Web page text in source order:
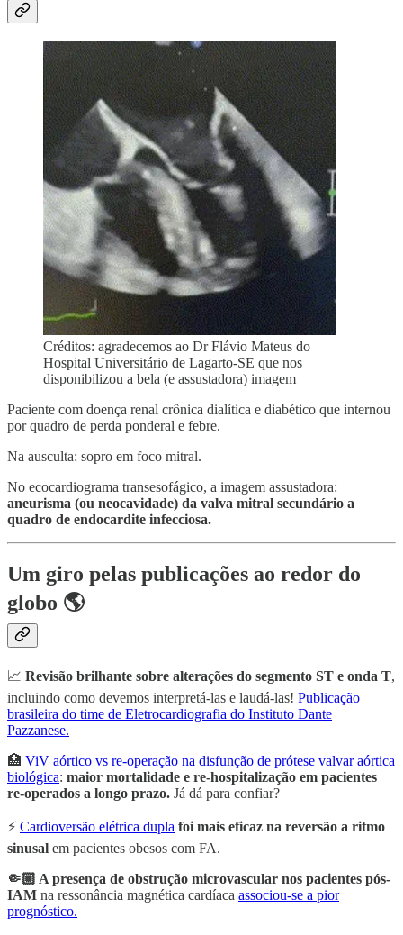
Créditos: agradecemos ao Dr Flávio Mateus do
Hospital Universitário de Lagarto-SE que nos
disponibilizou a bela (e assustadora) imagem
Paciente com doença renal crônica dialítica e diabético que internou
por quadro de perda ponderal e febre.
Na ausculta: sopro em foco mitral.
No ecocardiograma transesofágico, a imagem assustadora:
aneurisma (ou neocavidade) da valva mitral secundário a
quadro de endocardite infecciosa.
Um giro pelas publicações ao redor do
globo 🌎
📈 Revisão brilhante sobre alterações do segmento ST e onda T,
incluindo como devemos interpretá-las e laudá-las! Publicação
brasileira do time de Eletrocardiografia do Instituto Dante
Pazzanese.
🏥 ViV aórtico vs re-operação na disfunção de prótese valvar aórtica
biológica: maior mortalidade e re-hospitalização em pacientes
re-operados a longo prazo. Já dá para confiar?
⚡ Cardioversão elétrica dupla foi mais eficaz na reversão a ritmo
sinusal em pacientes obesos com FA.
🤏🏼 A presença de obstrução microvascular nos pacientes pós-
IAM na ressonância magnética cardíaca associou-se a pior
prognóstico.